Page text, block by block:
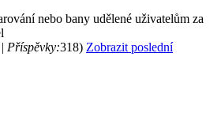
nebo bany udělené uživatelům za
Příspěvky:318) Zobrazit poslední